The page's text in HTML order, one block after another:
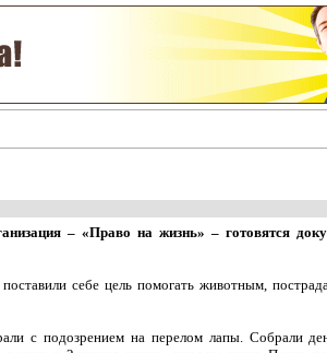
– «Право на жизнь» – готовятся
себе цель помогать животным,
с подозрением на перелом лапы. Собрали